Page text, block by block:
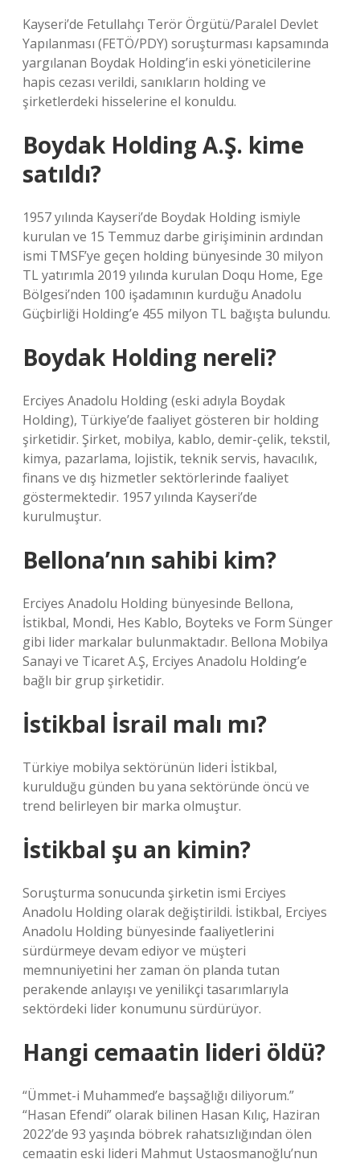
Kayseri’de Fetullahçı Terör Örgütü/Paralel Devlet
Yapılanması (FETÖ/PDY) soruşturması kapsamında
yargılanan Boydak Holding’in eski yöneticilerine
hapis cezası verildi, sanıkların holding ve
şirketlerdeki hisselerine el konuldu.
Boydak Holding A.Ş. kime
satıldı?
1957 yılında Kayseri’de Boydak Holding ismiyle
kurulan ve 15 Temmuz darbe girişiminin ardından
ismi TMSF’ye geçen holding bünyesinde 30 milyon
TL yatırımla 2019 yılında kurulan Doqu Home, Ege
Bölgesi’nden 100 işadamının kurduğu Anadolu
Güçbirliği Holding’e 455 milyon TL bağışta bulundu.
Boydak Holding nereli?
Erciyes Anadolu Holding (eski adıyla Boydak
Holding), Türkiye’de faaliyet gösteren bir holding
şirketidir. Şirket, mobilya, kablo, demir-çelik, tekstil,
kimya, pazarlama, lojistik, teknik servis, havacılık,
finans ve dış hizmetler sektörlerinde faaliyet
göstermektedir. 1957 yılında Kayseri’de
kurulmuştur.
Bellona’nın sahibi kim?
Erciyes Anadolu Holding bünyesinde Bellona, ​​​
İstikbal, Mondi, Hes Kablo, Boyteks ve Form Sünger
gibi lider markalar bulunmaktadır. Bellona Mobilya
Sanayi ve Ticaret A.Ş, Erciyes Anadolu Holding’e
bağlı bir grup şirketidir.
İstikbal İsrail malı mı?
Türkiye mobilya sektörünün lideri İstikbal,
kurulduğu günden bu yana sektöründe öncü ve
trend belirleyen bir marka olmuştur.
İstikbal şu an kimin?
Soruşturma sonucunda şirketin ismi Erciyes
Anadolu Holding olarak değiştirildi. İstikbal, Erciyes
Anadolu Holding bünyesinde faaliyetlerini
sürdürmeye devam ediyor ve müşteri
memnuniyetini her zaman ön planda tutan
perakende anlayışı ve yenilikçi tasarımlarıyla
sektördeki lider konumunu sürdürüyor.
Hangi cemaatin lideri öldü?
“Ümmet-i Muhammed’e başsağlığı diliyorum.”
“Hasan Efendi” olarak bilinen Hasan Kılıç, Haziran
2022’de 93 yaşında böbrek rahatsızlığından ölen
cemaatin eski lideri Mahmut Ustaosmanoğlu’nun